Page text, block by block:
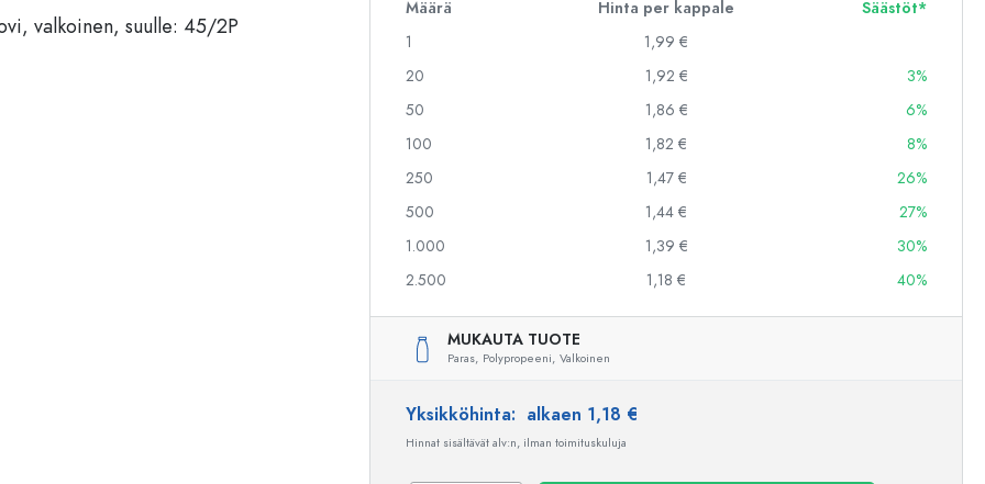
Puristuspullot
Säilytyspullot
Ginipullot
Joulupullot
Koristeelliset pullot
Käymisastiat
Määrä Hinta per kappale
Säästöt*
1
1,99 €
20
1,92 €
3%
50
1,86 €
6%
100
1,82 €
8%
250
1,47 €
26%
500
1,44 €
27%
1.000
1,39 €
30%
2.500
1,18 € 40%
MUKAUTA TUOTE
Paras, Polypropeeni, Valkoinen
Yksikköhinta: alkaen 1,18 €
Hinnat sisältävät alv:n, ilman toimituskuluja